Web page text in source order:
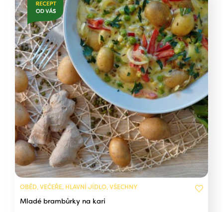
OBĚD, VEČEŘE, HLAVNÍ JÍDLO, VŠECHNY
Mladé brambůrky na kari